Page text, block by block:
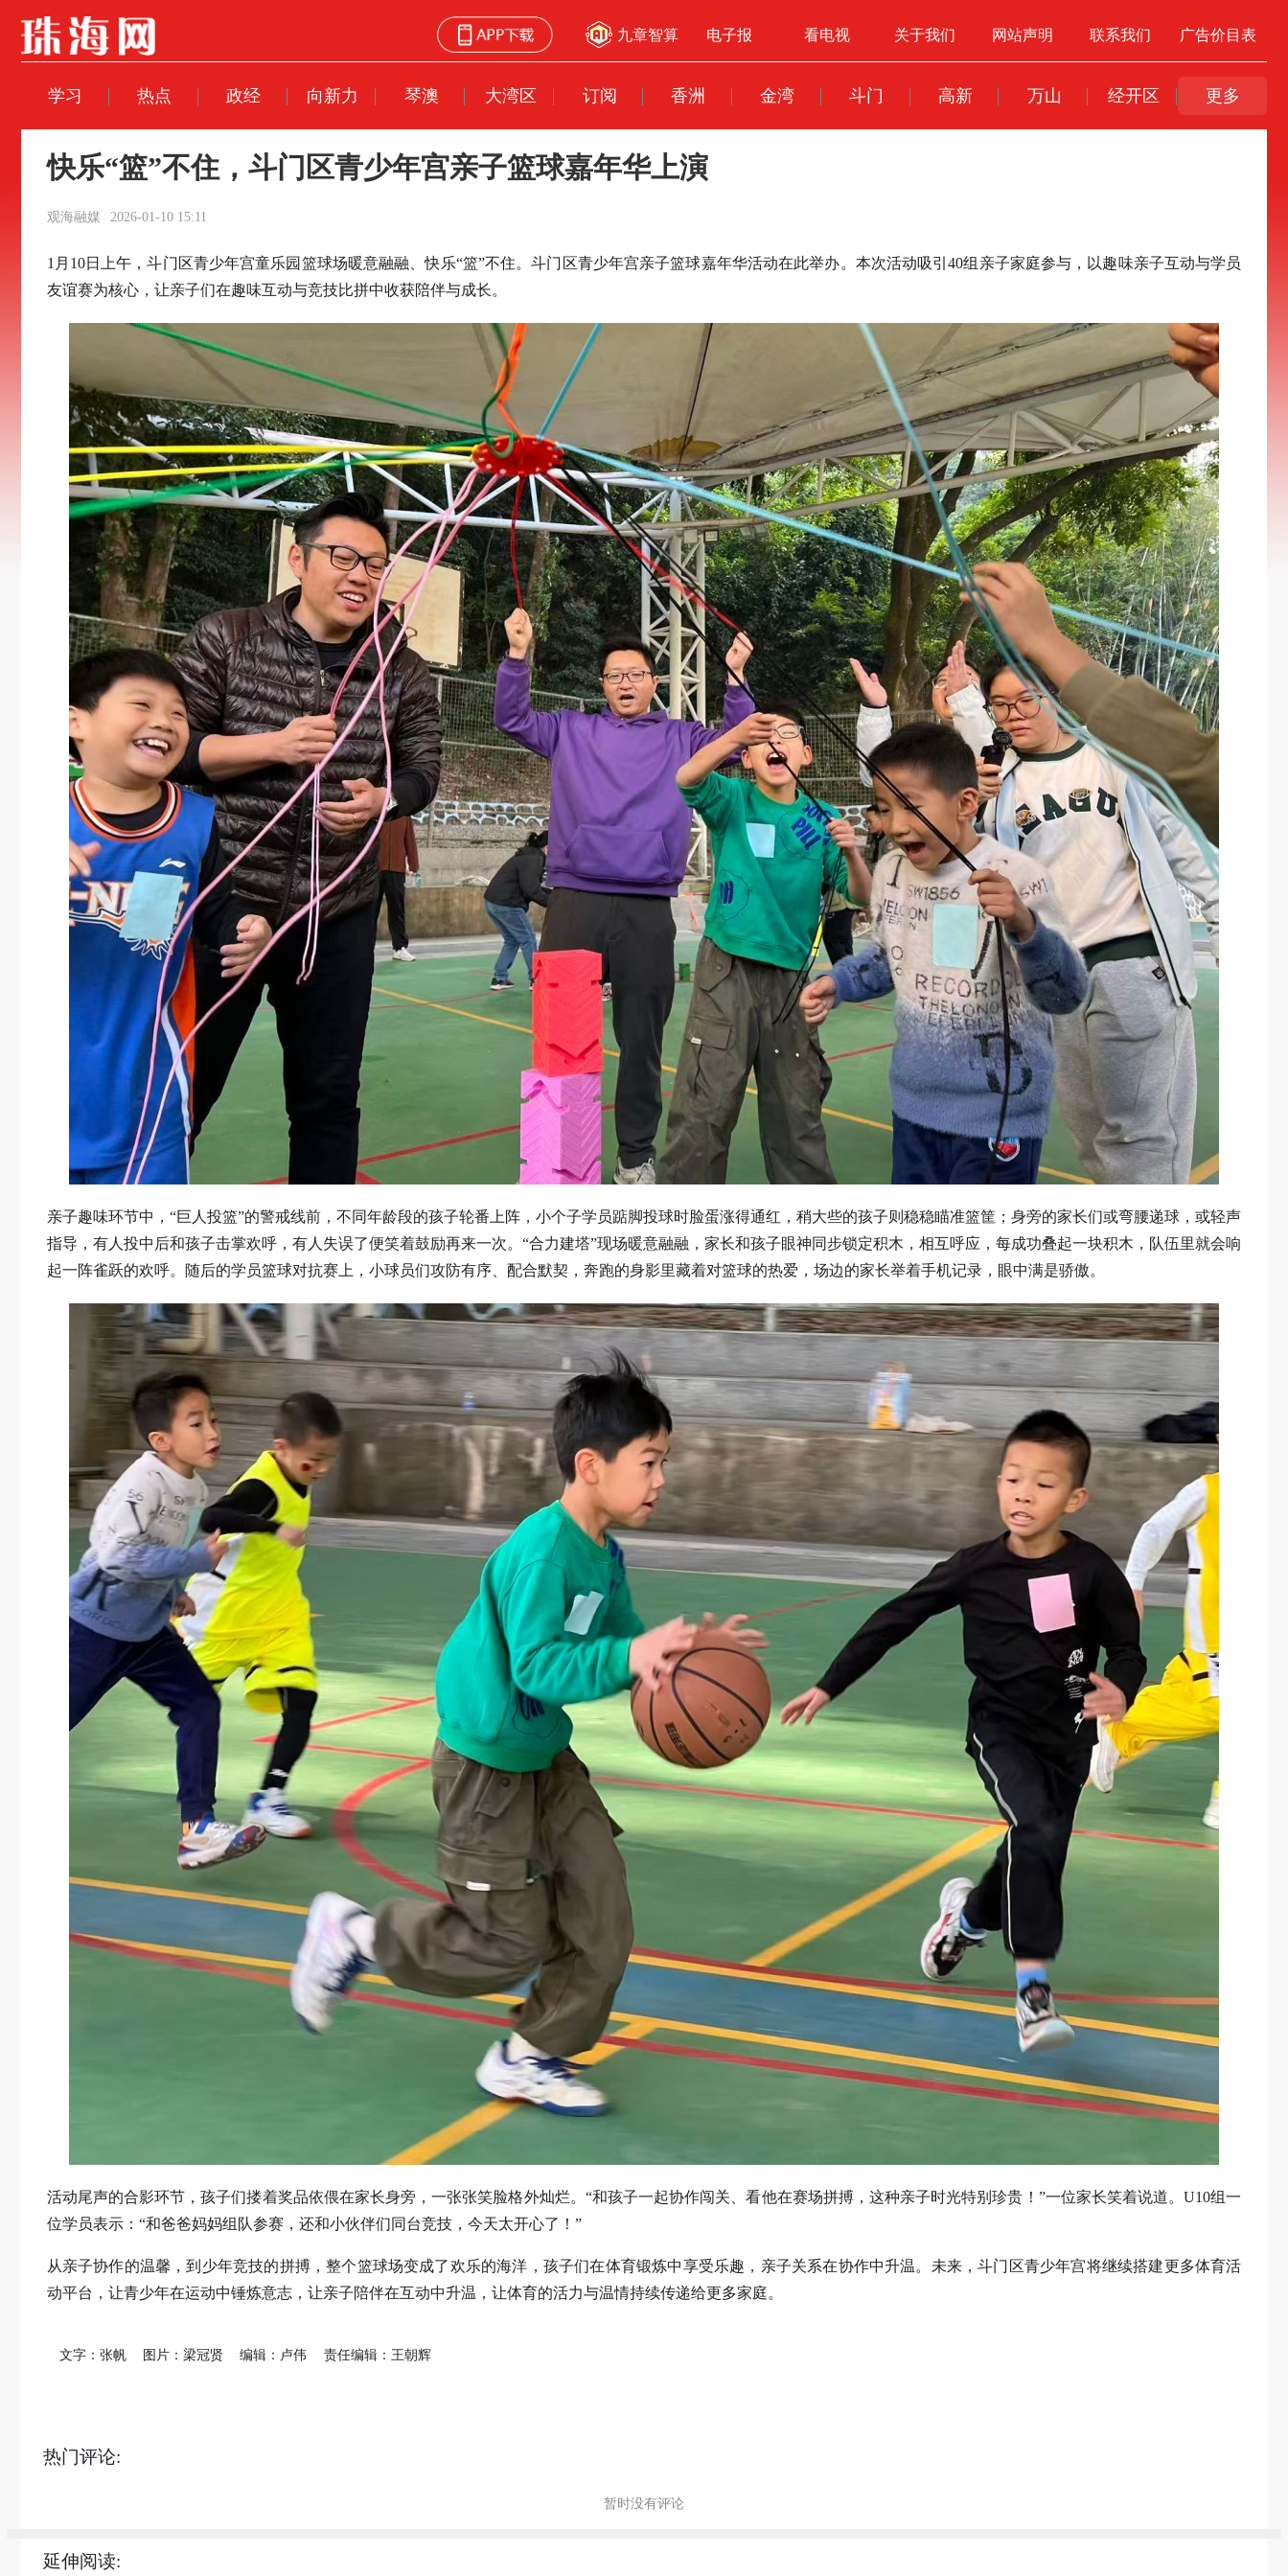
九章智算 电子报 看电视 关于我们 网站声明 联系我们 广告价目表
学习 热点 政经 向新力 琴澳 大湾区 订阅 香洲 金湾 斗门 高新 万山 经开区 更多
快乐“篮”不住，斗门区青少年宫亲子篮球嘉年华上演
观海融媒 2026-01-10 15:11
1月10日上午，斗门区青少年宫童乐园篮球场暖意融融、快乐“篮”不住。斗门区青少年宫亲子篮球嘉年华活动在此举办。本次活动吸引40组亲子家庭参与，以趣味亲子互动与学员
友谊赛为核心，让亲子们在趣味互动与竞技比拼中收获陪伴与成长。
亲子趣味环节中，“巨人投篮”的警戒线前，不同年龄段的孩子轮番上阵，小个子学员踮脚投球时脸蛋涨得通红，稍大些的孩子则稳稳瞄准篮筐；身旁的家长们或弯腰递球，或轻声
指导，有人投中后和孩子击掌欢呼，有人失误了便笑着鼓励再来一次。“合力建塔”现场暖意融融，家长和孩子眼神同步锁定积木，相互呼应，每成功叠起一块积木，队伍里就会响
起一阵雀跃的欢呼。随后的学员篮球对抗赛上，小球员们攻防有序、配合默契，奔跑的身影里藏着对篮球的热爱，场边的家长举着手机记录，眼中满是骄傲。
活动尾声的合影环节，孩子们搂着奖品依偎在家长身旁，一张张笑脸格外灿烂。“和孩子一起协作闯关、看他在赛场拼搏，这种亲子时光特别珍贵！”一位家长笑着说道。U10组一
位学员表示：“和爸爸妈妈组队参赛，还和小伙伴们同台竞技，今天太开心了！”
从亲子协作的温馨，到少年竞技的拼搏，整个篮球场变成了欢乐的海洋，孩子们在体育锻炼中享受乐趣，亲子关系在协作中升温。未来，斗门区青少年宫将继续搭建更多体育活
动平台，让青少年在运动中锤炼意志，让亲子陪伴在互动中升温，让体育的活力与温情持续传递给更多家庭。
文字：张帆 图片：梁冠贤 编辑：卢伟 责任编辑：王朝辉
热门评论:
暂时没有评论
延伸阅读: